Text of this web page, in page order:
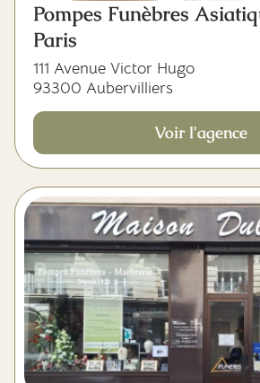
Pompes Funèbres
Paris
111 Avenue Victor Hugo
93300 Aubervilliers
Voir l'agence